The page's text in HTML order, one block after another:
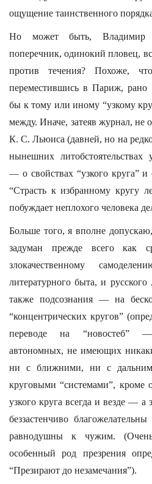
ощущение таинственного
Но может быть, Владимир
поперечник, одинокий пловец,
против течения? Похоже,
переместившись в Париж,
бы к тому или иному “узкому
между. Иначе, затеяв журнал, не
К. С. Льюиса (давней, но на
нынешних литобстоятельствах
— о свойствах “узкого круга” и
“Страсть к избранному кругу
побуждает неплохого человека
Больше того, я вполне
задуман прежде всего как
злокачественному
литературного быта, и русского
также подсознания — на
“концентрических кругов”
переводе на “новостеб”
автономных, не имеющих
ни с ближними, ни с
круговыми “системами”, кроме
узкого круга всегда и везде —
беззастенчиво
равнодушны к чужим.
особенный род презрения
“Презирают до незамечания”).